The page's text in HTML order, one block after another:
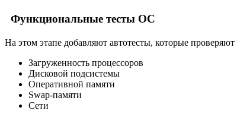
Функциональные тесты ОС
На этом этапе добавляют автотесты, которые
Загруженность процессоров
Дисковой подсистемы
Оперативной памяти
Swap-памяти
Cети